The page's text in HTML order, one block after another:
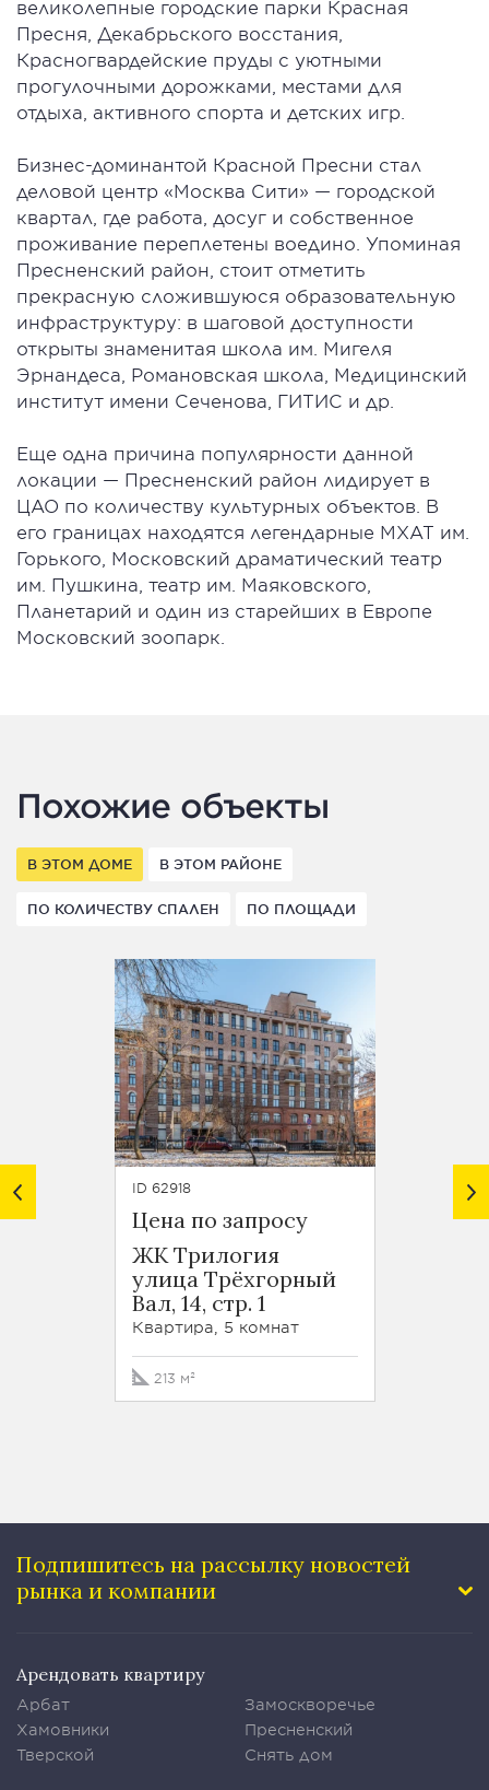
великолепные городские парки Красная
Пресня, Декабрьского восстания,
Красногвардейские пруды с уютными
прогулочными дорожками, местами для
отдыха, активного спорта и детских игр.
Бизнес-доминантой Красной Пресни стал
деловой центр «Москва Сити» — городской
квартал, где работа, досуг и собственное
проживание переплетены воедино. Упоминая
Пресненский район, стоит отметить
прекрасную сложившуюся образовательную
инфраструктуру: в шаговой доступности
открыты знаменитая школа им. Мигеля
Эрнандеса, Романовская школа, Медицинский
институт имени Сеченова, ГИТИС и др.
Еще одна причина популярности данной
локации — Пресненский район лидирует в
ЦАО по количеству культурных объектов. В
его границах находятся легендарные МХАТ им.
Горького, Московский драматический театр
им. Пушкина, театр им. Маяковского,
Планетарий и один из старейших в Европе
Московский зоопарк.
Похожие объекты
В ЭТОМ ДОМЕ В ЭТОМ РАЙОНЕ
ПО КОЛИЧЕСТВУ СПАЛЕН ПО ПЛОЩАДИ
ID 62918
Цена по запросу
ЖК Трилогия
улица Трёхгорный
Вал, 14, стр. 1
Квартира, 5 комнат
213 м²
ID 61350
Подпишитесь на рассылку новостей
рынка и компании
Арендовать квартиру
Арбат
Хамовники
Тверской
Замоскворечье
Пресненский
Снять дом